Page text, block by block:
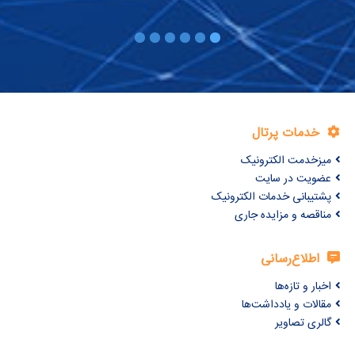
خدمات پرتال
میزخدمت الکترونیک
عضویت در سایت
پشتیبانی خدمات الکترونیک
مناقصه و مزایده جاری
اطلاع‌رسانی
اخبار و تازه‌ها
مقالات و یادداشت‌ها
گالری تصاویر